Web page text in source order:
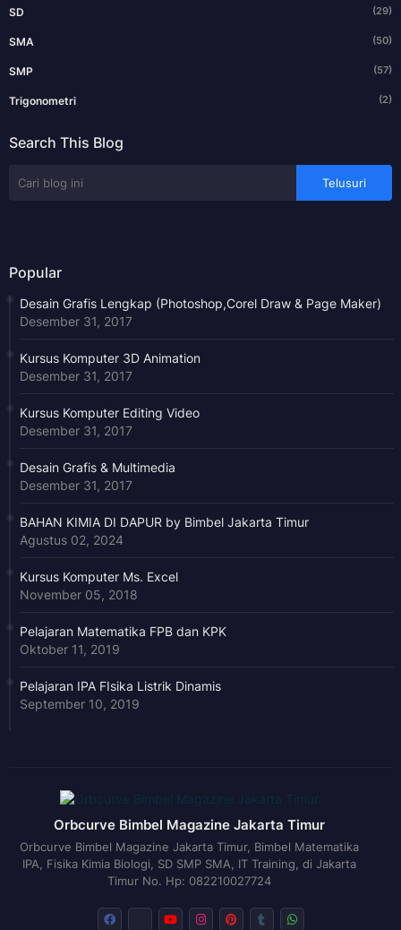
SD (29)
SMA (50)
SMP (57)
Trigonometri (2)
Search This Blog
Popular
Desain Grafis Lengkap (Photoshop,Corel Draw & Page Maker)
Desember 31, 2017
Kursus Komputer 3D Animation
Desember 31, 2017
Kursus Komputer Editing Video
Desember 31, 2017
Desain Grafis & Multimedia
Desember 31, 2017
BAHAN KIMIA DI DAPUR by Bimbel Jakarta Timur
Agustus 02, 2024
Kursus Komputer Ms. Excel
November 05, 2018
Pelajaran Matematika FPB dan KPK
Oktober 11, 2019
Pelajaran IPA FIsika Listrik Dinamis
September 10, 2019
Orbcurve Bimbel Magazine Jakarta Timur
Orbcurve Bimbel Magazine Jakarta Timur, Bimbel Matematika
IPA, Fisika Kimia Biologi, SD SMP SMA, IT Training, di Jakarta
Timur No. Hp: 082210027724